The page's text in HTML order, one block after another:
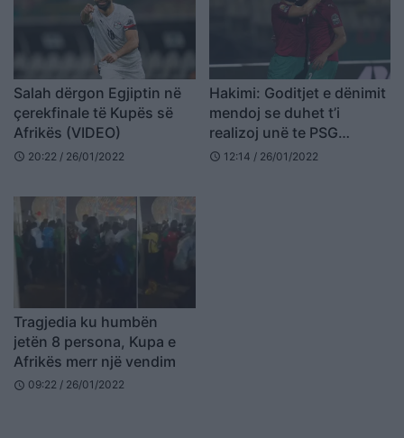
Salah dërgon Egjiptin në
çerekfinale të Kupës së
Afrikës (VIDEO)
schedule 20:22 / 26/01/2022
Hakimi: Goditjet e dënimit
mendoj se duhet t’i
realizoj unë te PSG
(VIDEO)
schedule 12:14 / 26/01/2022
Tragjedia ku humbën
jetën 8 persona, Kupa e
Afrikës merr një vendim
schedule 09:22 / 26/01/2022